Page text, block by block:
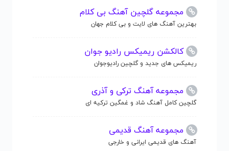
مجموعه گلچین آهنگ بی کلام
بهترین آهنگ های لایت و بی کلام جهان
کالکشن ریمیکس رادیو جوان
ریمیکس های جدید و گلچین رادیوجوان
مجموعه آهنگ ترکی و آذری
گلچین کامل آهنگ شاد و غمگین ترکیه ای
مجموعه آهنگ قدیمی
آهنگ های قدیمی ایرانی و خارجی